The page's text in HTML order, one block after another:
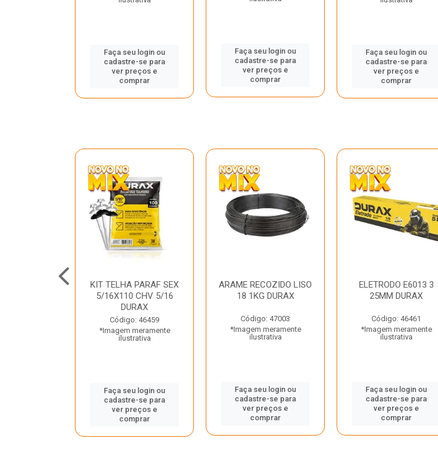
Faça seu login ou
cadastre-se para
ver preços e
comprar
Faça seu login ou
cadastre-se para
ver preços e
comprar
Faça seu login ou
cadastre-se para
ver preços e
comprar
KIT TELHA PARAF SEX
5/16X110 CHV 5/16
DURAX
Código: 46459
*Imagem meramente
ilustrativa
Faça seu login ou
cadastre-se para
ver preços e
comprar
ARAME RECOZIDO LISO
18 1KG DURAX
Código: 47003
*Imagem meramente
ilustrativa
Faça seu login ou
cadastre-se para
ver preços e
comprar
ELETRODO E6013 3
25MM DURAX
Código: 46461
*Imagem meramente
ilustrativa
Faça seu login ou
cadastre-se para
ver preços e
comprar